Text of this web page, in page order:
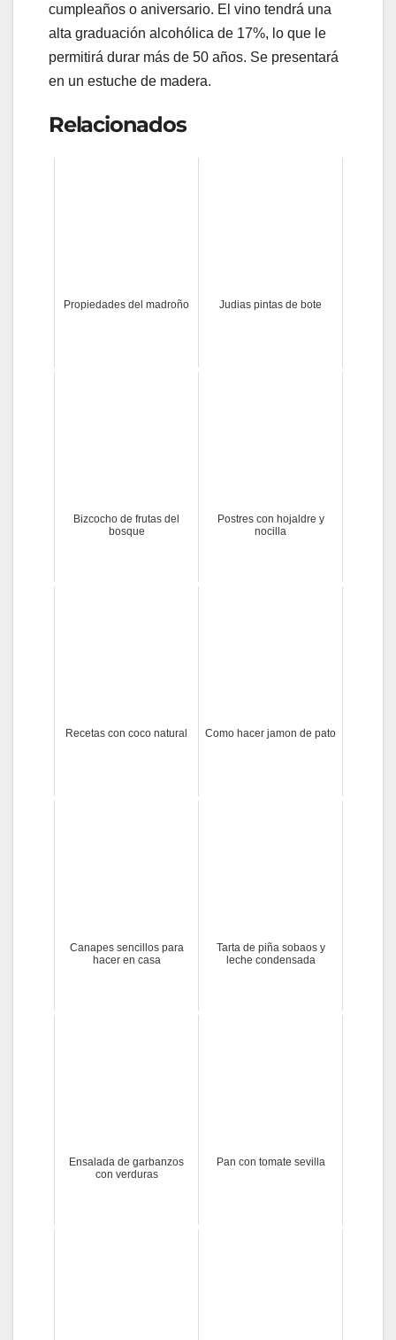
cumpleaños o aniversario. El vino tendrá una
alta graduación alcohólica de 17%, lo que le
permitirá durar más de 50 años. Se presentará
en un estuche de madera.
Relacionados
Propiedades del madroño Judias pintas de bote
Bizcocho de frutas del
bosque
Postres con hojaldre y
nocilla
Recetas con coco natural Como hacer jamon de pato
Canapes sencillos para
hacer en casa
Tarta de piña sobaos y
leche condensada
Ensalada de garbanzos
con verduras
Pan con tomate sevilla